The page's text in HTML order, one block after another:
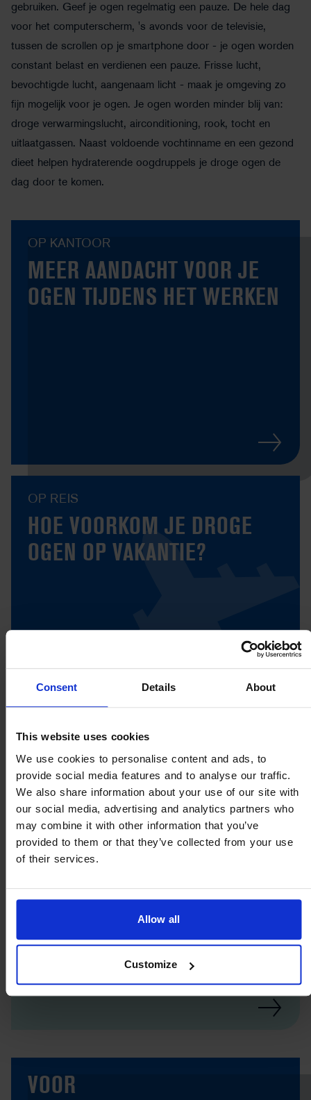
Consent Details About
This website uses cookies
We use cookies to personalise content and ads, to
provide social media features and to analyse our traffic.
We also share information about your use of our site with
our social media, advertising and analytics partners who
may combine it with other information that you’ve
provided to them or that they’ve collected from your use
of their services.
Allow all
Customize
gebruiken. Geef je ogen regelmatig een pauze. De hele dag
voor het computerscherm, 's avonds voor de televisie,
tussen de scrollen op je smartphone door - je ogen worden
constant belast en verdienen een pauze. Frisse lucht,
bevochtigde lucht, aangenaam licht - maak je omgeving zo
fijn mogelijk voor je ogen. Je ogen worden minder blij van:
droge verwarmingslucht, airconditioning, rook, tocht en
uitlaatgassen. Naast voldoende vochtinname en een gezond
dieet helpen hydraterende oogdruppels je droge ogen de
dag door te komen.
OP KANTOOR
MEER AANDACHT VOOR JE
OGEN TIJDENS HET WERKEN
OP REIS
HOE VOORKOM JE DROGE
OGEN OP VAKANTIE?
VETZUREN
DROGE OGEN EN VOEDING
VOOR